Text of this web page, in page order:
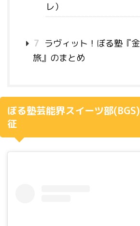
レ）
7 ラヴィット！ぼる塾『
旅』のまとめ
ぼる塾芸能界スイーツ部
征